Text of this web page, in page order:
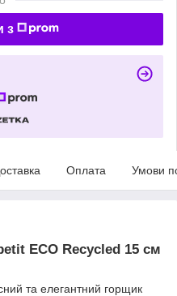
з
Оплата Умови
ECO Recycled 15 см
та елегантний горщик